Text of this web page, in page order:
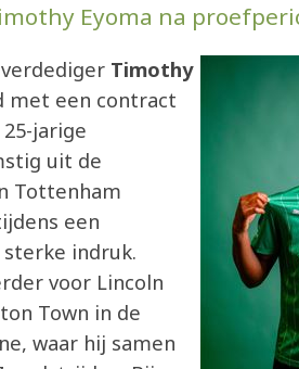
Eyoma na
Timothy
met een contract
jarige
uit de
Tottenham
een
indruk.
voor Lincoln
Town in de
waar hij samen